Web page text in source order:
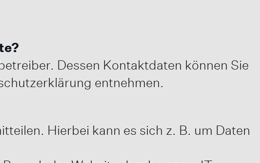
Dessen Kontaktdaten können Sie
entnehmen.
Hierbei kann es sich z. B. um Daten